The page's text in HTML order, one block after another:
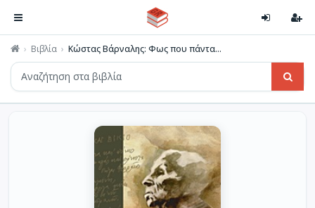
Βιβλία Κώστας Βάρναλης: Φως που πάντα...